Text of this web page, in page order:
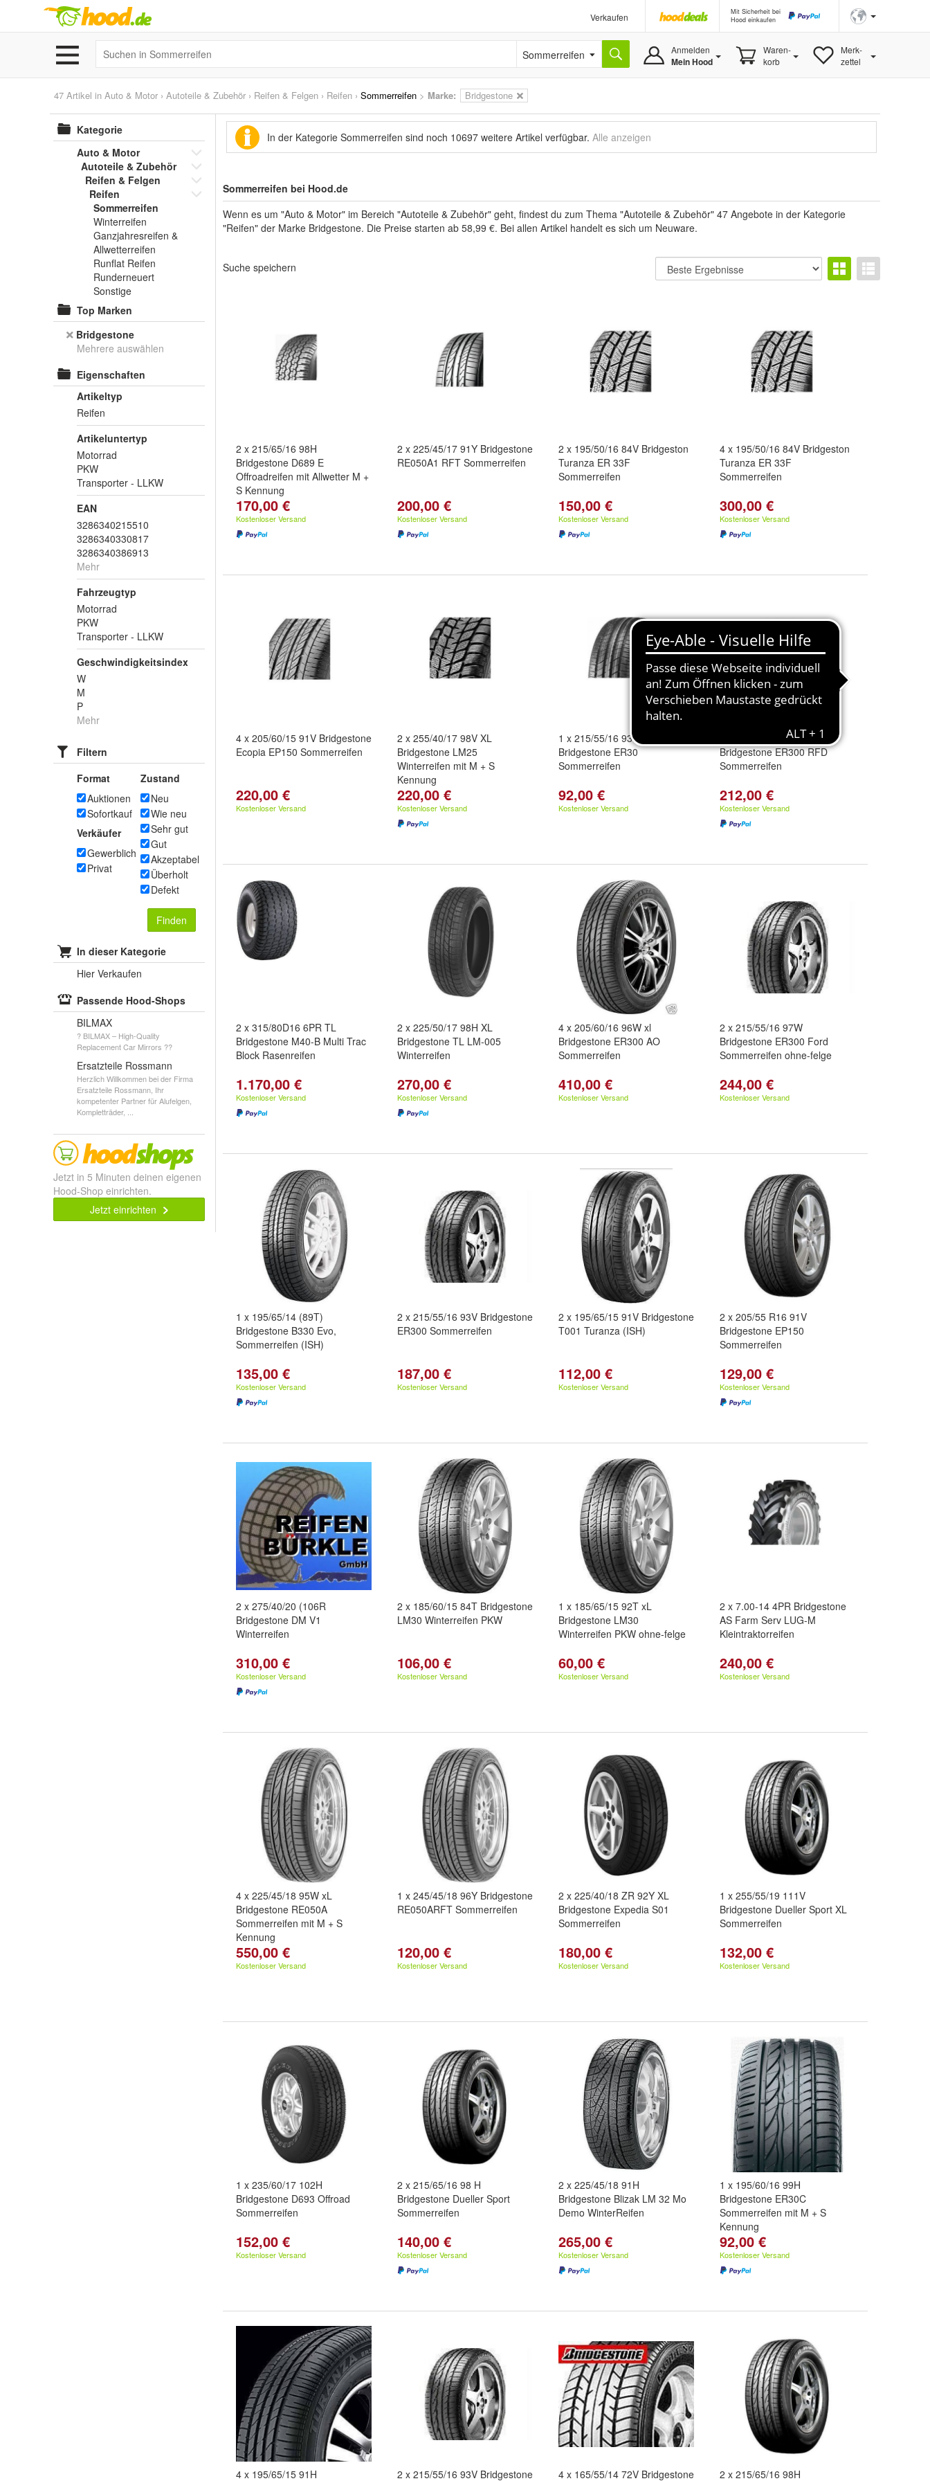
Verkaufen
Mit Sicherheit bei
Hood einkaufen
Sommerreifen Anmelden
Mein Hood
Waren-
korb
Merk-
zettel
47 Artikel in Auto & Motor › Autoteile & Zubehör › Reifen & Felgen › Reifen › Sommerreifen > Marke: Bridgestone
Kategorie
Auto & Motor
Autoteile & Zubehör
Reifen & Felgen
Reifen
Sommerreifen
Winterreifen
Ganzjahresreifen &
Allwetterreifen
Runflat Reifen
Runderneuert
Sonstige
Top Marken
Bridgestone
Mehrere auswählen
Eigenschaften
Artikeltyp
Reifen
Artikeluntertyp
Motorrad
PKW
Transporter - LLKW
EAN
3286340215510
3286340330817
3286340386913
Mehr
Fahrzeugtyp
Motorrad
PKW
Transporter - LLKW
Geschwindigkeitsindex
W
M
P
Mehr
Filtern
Format
Auktionen
Sofortkauf
Verkäufer
Gewerblich
Privat
Zustand
Neu
Wie neu
Sehr gut
Gut
Akzeptabel
Überholt
Defekt
Finden
In dieser Kategorie
Hier Verkaufen
Passende Hood-Shops
BILMAX
? BILMAX – High-Quality
Replacement Car Mirrors ??
Ersatzteile Rossmann
Herzlich Willkommen bei der Firma
Ersatzteile Rossmann, Ihr
kompetenter Partner für Alufelgen,
Kompletträder, ...
Jetzt in 5 Minuten deinen eigenen
Hood-Shop einrichten.
Jetzt einrichten
In der Kategorie Sommerreifen sind noch 10697 weitere Artikel verfügbar. Alle anzeigen
Sommerreifen bei Hood.de
Wenn es um "Auto & Motor" im Bereich "Autoteile & Zubehör" geht, findest du zum Thema "Autoteile & Zubehör" 47 Angebote in der Kategorie
"Reifen" der Marke Bridgestone. Die Preise starten ab 58,99 €. Bei allen Artikel handelt es sich um Neuware.
Suche speichern
2 x 215/65/16 98H
Bridgestone D689 E
Offroadreifen mit Allwetter M +
S Kennung
170,00 €
Kostenloser Versand
2 x 225/45/17 91Y Bridgestone
RE050A1 RFT Sommerreifen
200,00 €
Kostenloser Versand
2 x 195/50/16 84V Bridgeston
Turanza ER 33F
Sommerreifen
150,00 €
Kostenloser Versand
4 x 195/50/16 84V Bridgeston
Turanza ER 33F
Sommerreifen
300,00 €
Kostenloser Versand
4 x 205/60/15 91V Bridgestone
Ecopia EP150 Sommerreifen
220,00 €
Kostenloser Versand
2 x 255/40/17 98V XL
Bridgestone LM25
Winterreifen mit M + S
Kennung
220,00 €
Kostenloser Versand
1 x 215/55/16 93H
Bridgestone ER30
Sommerreifen
92,00 €
Kostenloser Versand
2 x 215/55/16 97H
Bridgestone ER300 RFD
Sommerreifen
212,00 €
Kostenloser Versand
2 x 315/80D16 6PR TL
Bridgestone M40-B Multi Trac
Block Rasenreifen
1.170,00 €
Kostenloser Versand
2 x 225/50/17 98H XL
Bridgestone TL LM-005
Winterreifen
270,00 €
Kostenloser Versand
4 x 205/60/16 96W xl
Bridgestone ER300 AO
Sommerreifen
410,00 €
Kostenloser Versand
2 x 215/55/16 97W
Bridgestone ER300 Ford
Sommerreifen ohne-felge
244,00 €
Kostenloser Versand
1 x 195/65/14 (89T)
Bridgestone B330 Evo,
Sommerreifen (ISH)
135,00 €
Kostenloser Versand
2 x 215/55/16 93V Bridgestone
ER300 Sommerreifen
187,00 €
Kostenloser Versand
2 x 195/65/15 91V Bridgestone
T001 Turanza (ISH)
112,00 €
Kostenloser Versand
2 x 205/55 R16 91V
Bridgestone EP150
Sommerreifen
129,00 €
Kostenloser Versand
2 x 275/40/20 (106R
Bridgestone DM V1
Winterreifen
310,00 €
Kostenloser Versand
2 x 185/60/15 84T Bridgestone
LM30 Winterreifen PKW
106,00 €
Kostenloser Versand
1 x 185/65/15 92T xL
Bridgestone LM30
Winterreifen PKW ohne-felge
60,00 €
Kostenloser Versand
2 x 7.00-14 4PR Bridgestone
AS Farm Serv LUG-M
Kleintraktorreifen
240,00 €
Kostenloser Versand
4 x 225/45/18 95W xL
Bridgestone RE050A
Sommerreifen mit M + S
Kennung
550,00 €
Kostenloser Versand
1 x 245/45/18 96Y Bridgestone
RE050ARFT Sommerreifen
120,00 €
Kostenloser Versand
2 x 225/40/18 ZR 92Y XL
Bridgestone Expedia S01
Sommerreifen
180,00 €
Kostenloser Versand
1 x 255/55/19 111V
Bridgestone Dueller Sport XL
Sommerreifen
132,00 €
Kostenloser Versand
1 x 235/60/17 102H
Bridgestone D693 Offroad
Sommerreifen
152,00 €
Kostenloser Versand
2 x 215/65/16 98 H
Bridgestone Dueller Sport
Sommerreifen
140,00 €
Kostenloser Versand
2 x 225/45/18 91H
Bridgestone Blizak LM 32 Mo
Demo WinterReifen
265,00 €
Kostenloser Versand
1 x 195/60/16 99H
Bridgestone ER30C
Sommerreifen mit M + S
Kennung
92,00 €
Kostenloser Versand
4 x 195/65/15 91H 2 x 215/55/16 93V Bridgestone 4 x 165/55/14 72V Bridgestone 2 x 215/65/16 98H